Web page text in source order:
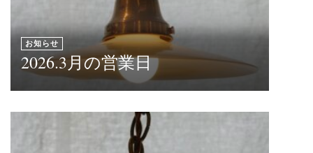
お知らせ
2026.3月の営業日